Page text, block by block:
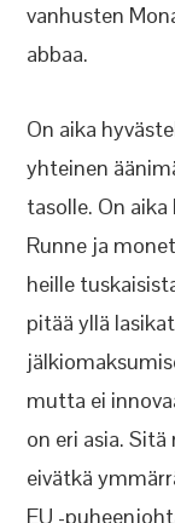
vanhusten
abbaa.
On aika
yhteinen
tasolle. On
Runne ja
heille
pitää yllä
mutta ei
on eri asia.
eivätkä
EU -